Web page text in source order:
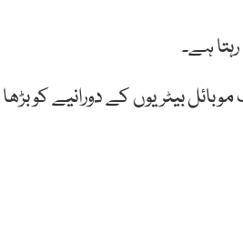
ہے۔
بیٹریوں کے دورانیے کو بڑھا